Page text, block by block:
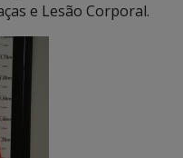
e Lesão Corporal.